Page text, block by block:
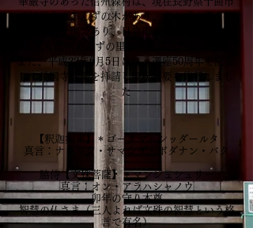
で10万本のあんずの木があり、あんずの里とし
て著名な土地であり、日立市のあんず並木のあ
んずも信州あんずの里より運ばれたものです
また、平成22年6月5日には、遷座50周年を記念
して長国寺住職を拝請し慶祝法要を修行しまし
た
【釈迦如来】＊ゴータマ＝シッダールタ
真言：ナウマク・サマンダ・ボダナン・バク
脇侍【文殊菩薩】＊マンジュシュリー
真言：オン・アラハシャノウ
卯年の守り本尊
智慧の仏さま（三人よれば文殊の智慧という格
言で有名）